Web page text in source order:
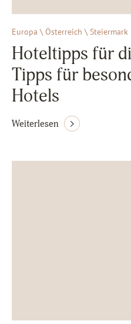
Europa \ Österreich \ Steiermark
Hoteltipps für
Tipps für
Hotels
Weiterlesen